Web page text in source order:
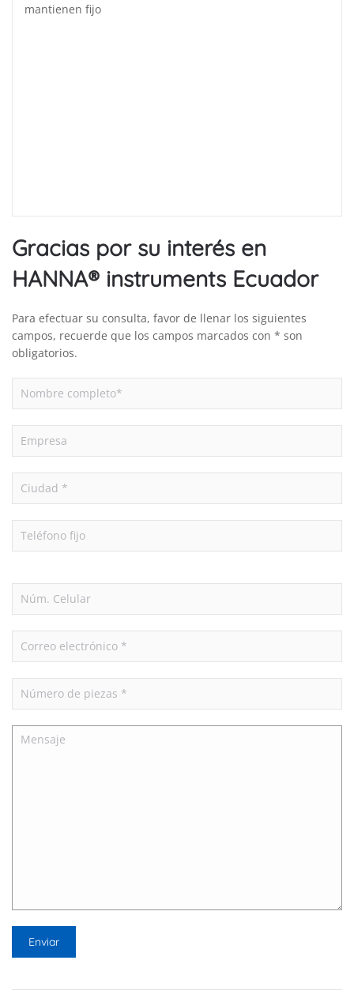
mantienen fijo
Gracias por su interés en
HANNA® instruments Ecuador
Para efectuar su consulta, favor de llenar los siguientes
campos, recuerde que los campos marcados con * son
obligatorios.